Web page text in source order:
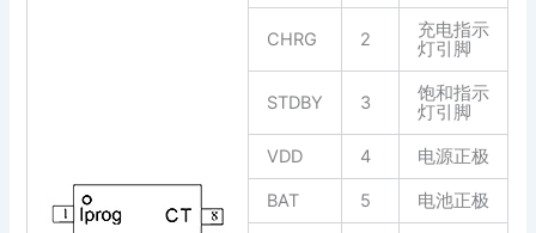
CHRG 2
充电指示
灯引脚
STDBY 3
饱和指示
灯引脚
VDD 4 电源正极
BAT 5 电池正极